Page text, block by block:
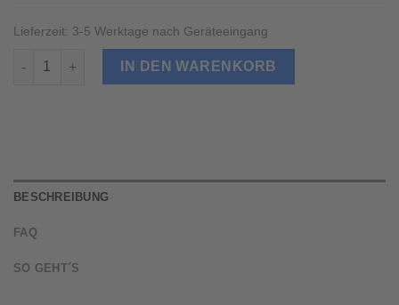
Lieferzeit: 3-5 Werktage nach Geräteeingang
Samsung Galaxy S3 Diagnose Menge
IN DEN WARENKORB
BESCHREIBUNG
FAQ
SO GEHT´S